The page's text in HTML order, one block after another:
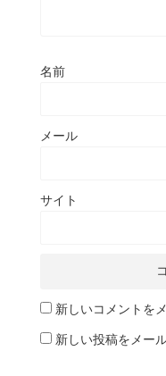
名前
メール
サイト
新しいコメントを
新しい投稿をメー